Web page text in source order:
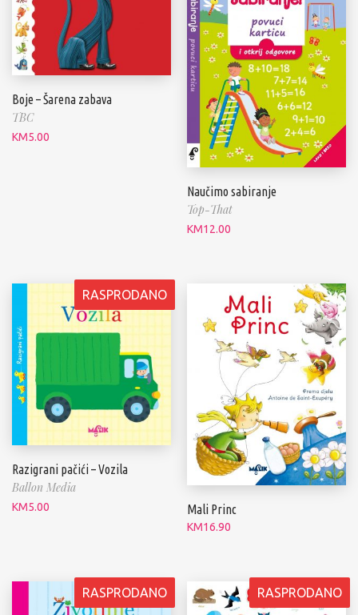
Boje – Šarena zabava
TBC
KM5.00
Naučimo sabiranje
Top-That
KM12.00
RASPRODANO
Razigrani pačići – Vozila
Ballon Media
KM5.00 Mali Princ
KM16.90
RASPRODANO RASPRODANO